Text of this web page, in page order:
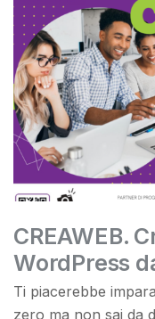
CREAWEB.
WordPress
Ti piacerebbe
zero ma non sai da